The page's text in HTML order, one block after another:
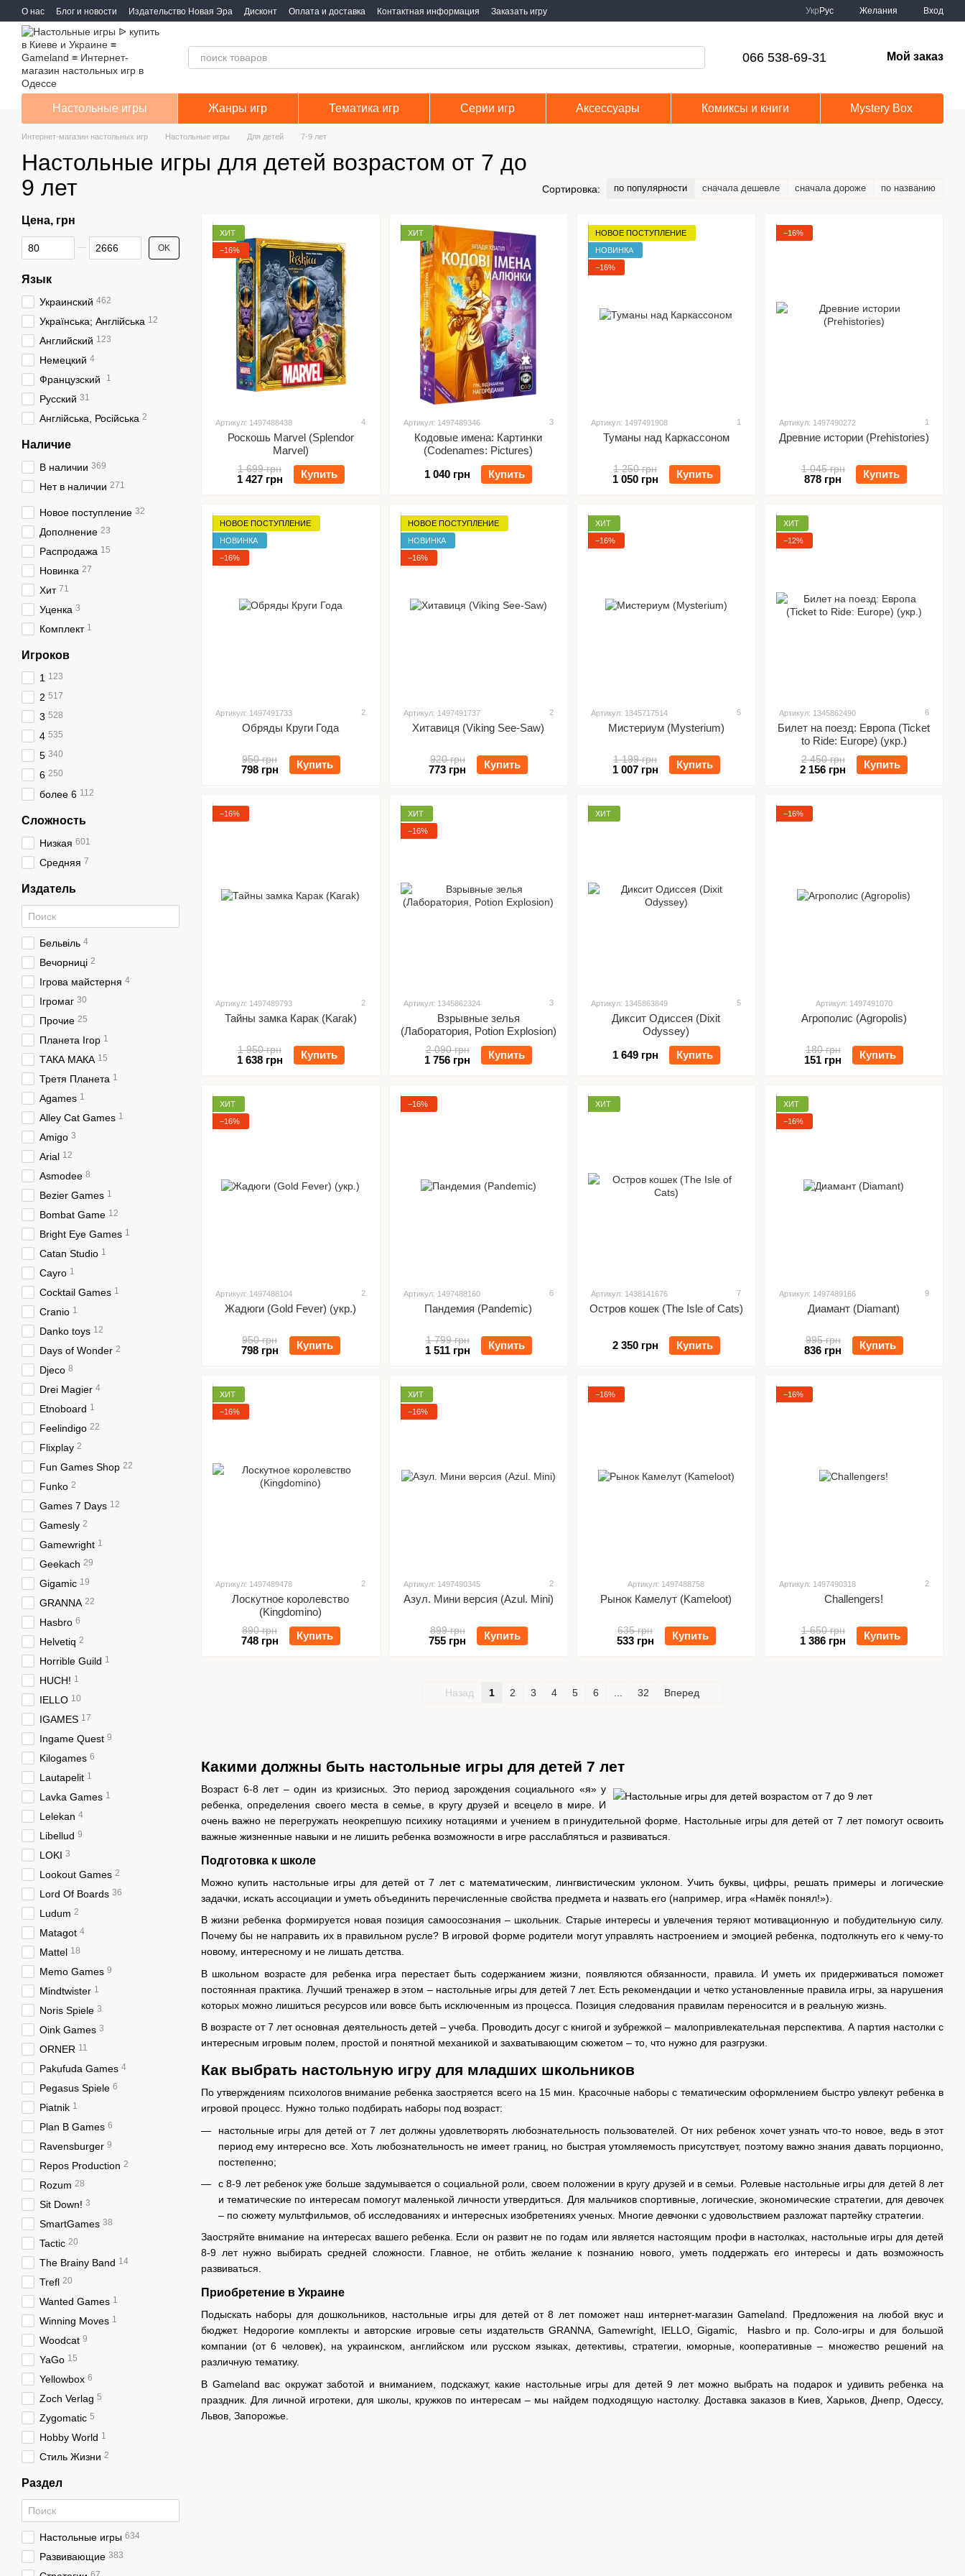
Перейти к основному контенту
О нас Блог и новости Издательство Новая Эра Дисконт Оплата и доставка Контактная информация Заказать игру Укр Рус Желания Вход
066 538-69-31 Мой заказ
Настольные игры Жанры игр Тематика игр Серии игр Аксессуары Комиксы и книги Mystery Box
Интернет-магазин настольных игр Настольные игры Для детей 7-9 лет
Настольные игры для детей возрастом от 7 до
9 лет
Сортировка: по популярности сначала дешевле сначала дороже по названию
Какими должны быть настольные игры для детей 7 лет
Возраст 6-8 лет – один из кризисных. Это период зарождения социального «я» у
ребенка, определения своего места в семье, в кругу друзей и всецело в мире. И
очень важно не перегружать неокрепшую психику нотациями и учением в принудительной форме. Настольные игры для детей от 7 лет помогут освоить
важные жизненные навыки и не лишить ребенка возможности в игре расслабляться и развиваться.
Подготовка к школе
Можно купить настольные игры для детей от 7 лет с математическим, лингвистическим уклоном. Учить буквы, цифры, решать примеры и логические
задачки, искать ассоциации и уметь объединить перечисленные свойства предмета и назвать его (например, игра «Намёк понял!»).
В жизни ребенка формируется новая позиция самоосознания – школьник. Старые интересы и увлечения теряют мотивационную и побудительную силу.
Почему бы не направить их в правильном русле? В игровой форме родители могут управлять настроением и эмоцией ребенка, подтолкнуть его к чему-то
новому, интересному и не лишать детства.
В школьном возрасте для ребенка игра перестает быть содержанием жизни, появляются обязанности, правила. И уметь их придерживаться поможет
постоянная практика. Лучший тренажер в этом – настольные игры для детей 7 лет. Есть рекомендации и четко установленные правила игры, за нарушения
которых можно лишиться ресурсов или вовсе быть исключенным из процесса. Позиция следования правилам переносится и в реальную жизнь.
В возрасте от 7 лет основная деятельность детей – учеба. Проводить досуг с книгой и зубрежкой – малопривлекательная перспектива. А партия настолки с
интересным игровым полем, простой и понятной механикой и захватывающим сюжетом – то, что нужно для разгрузки.
Как выбрать настольную игру для младших школьников
По утверждениям психологов внимание ребенка заостряется всего на 15 мин. Красочные наборы с тематическим оформлением быстро увлекут ребенка в
игровой процесс. Нужно только подбирать наборы под возраст:
настольные игры для детей от 7 лет должны удовлетворять любознательность пользователей. От них ребенок хочет узнать что-то новое, ведь в этот
период ему интересно все. Хоть любознательность не имеет границ, но быстрая утомляемость присутствует, поэтому важно знания давать порционно,
постепенно;
с 8-9 лет ребенок уже больше задумывается о социальной роли, своем положении в кругу друзей и в семьи. Ролевые настольные игры для детей 8 лет
и тематические по интересам помогут маленькой личности утвердиться. Для мальчиков спортивные, логические, экономические стратегии, для девочек
– по сюжету мультфильмов, об исследованиях и интересных изобретениях ученых. Многие девчонки с удовольствием разложат партейку стратегии.
Заостряйте внимание на интересах вашего ребенка. Если он развит не по годам или является настоящим профи в настолках, настольные игры для детей
8-9 лет нужно выбирать средней сложности. Главное, не отбить желание к познанию нового, уметь поддержать его интересы и дать возможность
развиваться.
Приобретение в Украине
Подыскать наборы для дошкольников, настольные игры для детей от 8 лет поможет наш интернет-магазин Gameland. Предложения на любой вкус и
бюджет. Недорогие комплекты и авторские игровые сеты издательств GRANNA, Gamewright, IELLO, Gigamic, Hasbro и пр. Соло-игры и для большой
компании (от 6 человек), на украинском, английском или русском языках, детективы, стратегии, юморные, кооперативные – множество решений на
различную тематику.
В Gameland вас окружат заботой и вниманием, подскажут, какие настольные игры для детей 9 лет можно выбрать на подарок и удивить ребенка на
праздник. Для личной игротеки, для школы, кружков по интересам – мы найдем подходящую настолку. Доставка заказов в Киев, Харьков, Днепр, Одессу,
Львов, Запорожье.
ХИТ
−16%
Артикул: 1497488438 4
Роскошь Marvel (Splendor
Marvel)
1 699 грн
1 427 грн Купить
ХИТ
Артикул: 1497489346 3
Кодовые имена: Картинки
(Codenames: Pictures)
1 040 грн
Купить
НОВОЕ ПОСТУПЛЕНИЕ
НОВИНКА
−16%
Артикул: 1497491908 1
Туманы над Каркассоном
1 250 грн
1 050 грн Купить
−16%
Артикул: 1497490272 1
Древние истории (Prehistories)
1 045 грн
878 грн Купить
НОВОЕ ПОСТУПЛЕНИЕ
НОВИНКА
−16%
Артикул: 1497491733 2
Обряды Круги Года
950 грн
798 грн Купить
НОВОЕ ПОСТУПЛЕНИЕ
НОВИНКА
−16%
Артикул: 1497491737 2
Хитавиця (Viking See-Saw)
920 грн
773 грн Купить
ХИТ
−16%
Артикул: 1345717514 5
Мистериум (Mysterium)
1 199 грн
1 007 грн Купить
ХИТ
−12%
Артикул: 1345862490 6
Билет на поезд: Европа (Ticket
to Ride: Europe) (укр.)
2 450 грн
2 156 грн Купить
−16%
Артикул: 1497489793 2
Тайны замка Карак (Karak)
1 950 грн
1 638 грн Купить
ХИТ
−16%
Артикул: 1345862324 3
Взрывные зелья
(Лаборатория, Potion Explosion)
2 090 грн
1 756 грн Купить
ХИТ
Артикул: 1345863849 5
Диксит Одиссея (Dixit
Odyssey)
1 649 грн
Купить
−16%
Артикул: 1497491070
Агрополис (Agropolis)
180 грн
151 грн Купить
ХИТ
−16%
Артикул: 1497488104 2
Жадюги (Gold Fever) (укр.)
950 грн
798 грн Купить
−16%
Артикул: 1497488160 6
Пандемия (Pandemic)
1 799 грн
1 511 грн Купить
ХИТ
Артикул: 1438141676 7
Остров кошек (The Isle of Cats)
2 350 грн Купить
ХИТ
−16%
Артикул: 1497489166 9
Диамант (Diamant)
995 грн
836 грн Купить
ХИТ
−16%
Артикул: 1497489478 2
Лоскутное королевство
(Kingdomino)
890 грн
748 грн Купить
ХИТ
−16%
Артикул: 1497490345 2
Азул. Мини версия (Azul. Mini)
899 грн
755 грн Купить
−16%
Артикул: 1497488758
Рынок Камелут (Kameloot)
635 грн
533 грн Купить
−16%
Артикул: 1497490318 2
Challengers!
1 650 грн
1 386 грн Купить
Назад 1 2 3 4 5 6 32 Вперед
Цена, грн
От Цена, грн
До Цена, грн OK
Язык
Украинский 462
Українська; Англійська 12
Английский 123
Немецкий 4
Французский 1
Русский 31
Англійська, Російська 2
Наличие
В наличии 369
Нет в наличии 271
Новое поступление 32
Дополнение 23
Распродажа 15
Новинка 27
Хит 71
Уценка 3
Комплект 1
Игроков
1 123
2 517
3 528
4 535
5 340
6 250
более 6 112
Сложность
Низкая 601
Средняя 7
Издатель
Бельвіль 4
Вечорниці 2
Ігрова майстерня 4
Ігромаг 30
Прочие 25
Планета Ігор 1
ТАКА МАКА 15
Третя Планета 1
Agames 1
Alley Cat Games 1
Amigo 3
Arial 12
Asmodee 8
Bezier Games 1
Bombat Game 12
Bright Eye Games 1
Catan Studio 1
Cayro 1
Cocktail Games 1
Cranio 1
Danko toys 12
Days of Wonder 2
Djeco 8
Drei Magier 4
Etnoboard 1
Feelindigo 22
Flixplay 2
Fun Games Shop 22
Funko 2
Games 7 Days 12
Gamesly 2
Gamewright 1
Geekach 29
Gigamic 19
GRANNA 22
Hasbro 6
Helvetiq 2
Horrible Guild 1
HUCH! 1
IELLO 10
IGAMES 17
Ingame Quest 9
Kilogames 6
Lautapelit 1
Lavka Games 1
Lelekan 4
Libellud 9
LOKI 3
Lookout Games 2
Lord Of Boards 36
Ludum 2
Matagot 4
Mattel 18
Memo Games 9
Mindtwister 1
Noris Spiele 3
Oink Games 3
ORNER 11
Pakufuda Games 4
Pegasus Spiele 6
Piatnik 1
Plan B Games 6
Ravensburger 9
Repos Production 2
Rozum 28
Sit Down! 3
SmartGames 38
Tactic 20
The Brainy Band 14
Trefl 20
Wanted Games 1
Winning Moves 1
Woodcat 9
YaGo 15
Yellowbox 6
Zoch Verlag 5
Zygomatic 5
Hobby World 1
Стиль Жизни 2
Раздел
Настольные игры 634
Развивающие 383